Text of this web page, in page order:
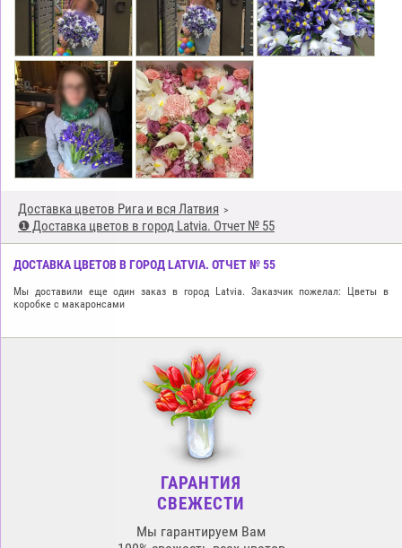
Доставка цветов Рига и вся Латвия
❶ Доставка цветов в город Latvia. Отчет № 55
ДОСТАВКА ЦВЕТОВ В ГОРОД LATVIA. ОТЧЕТ № 55
Мы доставили еще один заказ в город Latvia. Заказчик пожелал: Цветы в
коробке с макарoнcами
ГАРАНТИЯ
СВЕЖЕСТИ
Мы гарантируем Вам